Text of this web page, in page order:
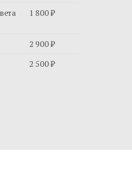
1 800 ₽
2 900 ₽
2 500 ₽